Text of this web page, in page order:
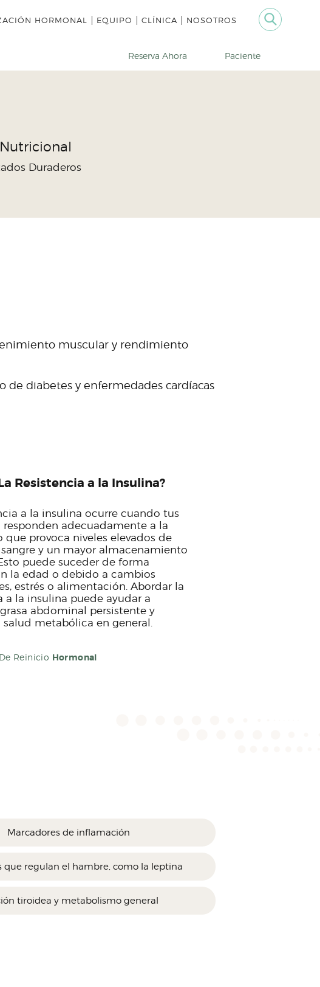
HORMONAL EQUIPO CLÍNICA NOSOTROS
Reserva Ahora Paciente
Duraderos
muscular y rendimiento
de diabetes y enfermedades cardíacas
Resistencia a la Insulina?
a la insulina ocurre cuando tus
responden adecuadamente a la
que provoca niveles elevados de
y un mayor almacenamiento
puede suceder de forma
la edad o debido a cambios
estrés o alimentación. Abordar la
a la insulina puede ayudar a
abdominal persistente y
salud metabólica en general.
Reinicio Hormonal
Marcadores de inflamación
que regulan el hambre, como la leptina
tiroidea y metabolismo general